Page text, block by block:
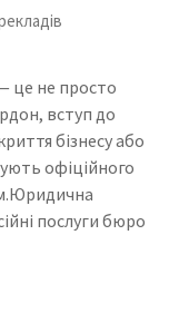
це не просто
вступ до
бізнесу або
офіційного
послуги бюро